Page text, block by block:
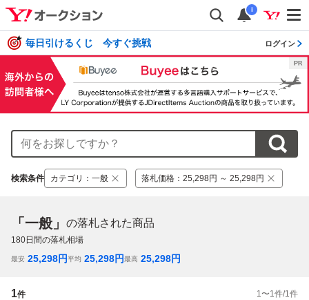
i
毎日引けるくじ 今すぐ挑戦 ログイン
検索条件 カテゴリ ： 一般 落札価格 ： 25,298円 ～ 25,298円
「一般」 の落札された商品
180日間の落札相場
最安 25,298円平均 25,298円最高 25,298円
1件 1 〜1 件/1 件